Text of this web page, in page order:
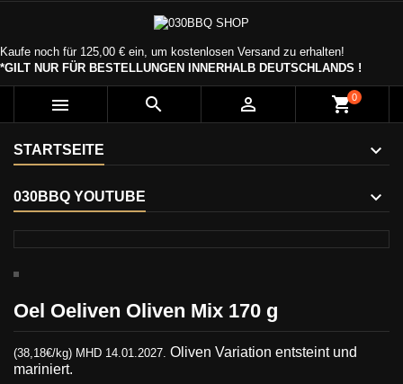
Kaufe noch für 125,00 € ein, um kostenlosen Versand zu erhalten!
*GILT NUR FÜR BESTELLUNGEN INNERHALB DEUTSCHLANDS !
   shopping_cart0
STARTSEITE
030BBQ YOUTUBE
Oel Oeliven Oliven Mix 170 g
(38,18€/kg) MHD 14.01.2027. Oliven Variation entsteint und
mariniert.